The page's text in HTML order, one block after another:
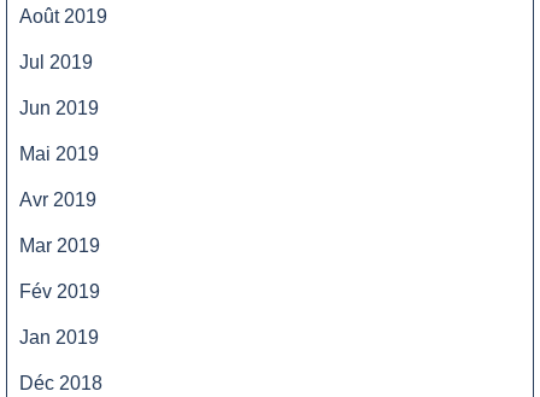
Août 2019
Jul 2019
Jun 2019
Mai 2019
Avr 2019
Mar 2019
Fév 2019
Jan 2019
Déc 2018